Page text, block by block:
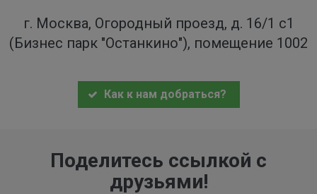
г. Москва, Огородный проезд, д. 16/1 с1
(Бизнес парк "Останкино"), помещение 1002
Как к нам добраться?
Поделитесь ссылкой с
друзьями!